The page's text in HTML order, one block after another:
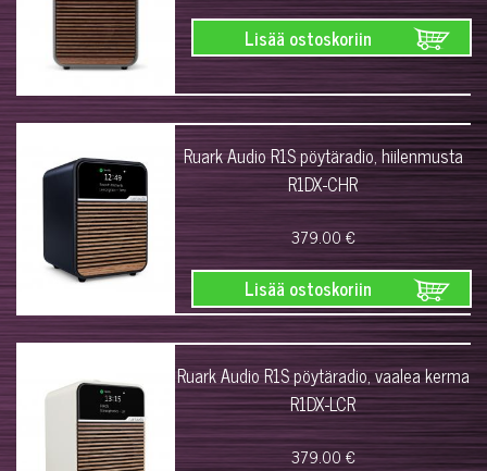
Lisää ostoskoriin
Ruark Audio R1S pöytäradio, hiilenmusta
R1DX-CHR
379.00 €
Lisää ostoskoriin
Ruark Audio R1S pöytäradio, vaalea kerma
R1DX-LCR
379.00 €